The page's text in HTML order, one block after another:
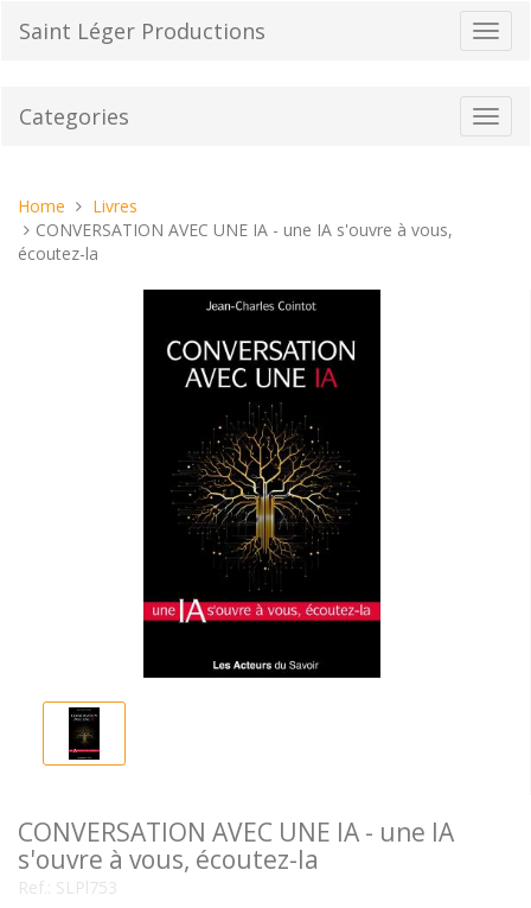
Saint Léger Productions
Categories
You
are
here:
Home
Livres
CONVERSATION AVEC UNE IA - une IA s'ouvre à vous,
écoutez-la
CONVERSATION AVEC UNE IA - une IA
s'ouvre à vous, écoutez-la
Ref.: SLPl753